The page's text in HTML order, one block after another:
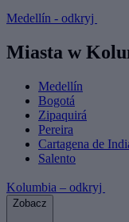
Medellín - odkryj
Miasta w
Medellín
Bogotá
Zipaquirá
Pereira
Cartagena de
Salento
Kolumbia – odkryj
Zobacz